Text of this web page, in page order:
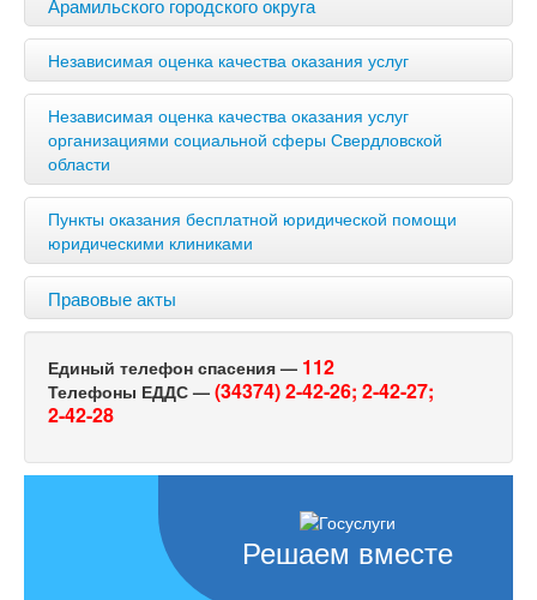
Независимая оценка качества оказания услуг
Независимая оценка качества оказания услуг
организациями социальной сферы Свердловской
области
Пункты оказания бесплатной юридической помощи
юридическими клиниками
Правовые акты
Единый телефон спасения — 112
Телефоны ЕДДС — (34374) 2-42-26; 2-42-27;
2-42-28
Решаем вместе